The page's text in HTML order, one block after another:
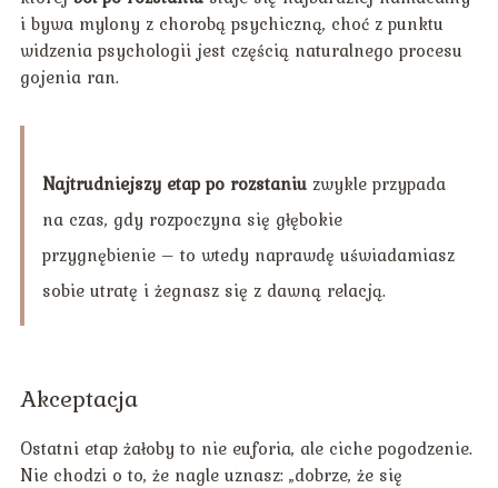
i bywa mylony z chorobą psychiczną, choć z punktu
widzenia psychologii jest częścią naturalnego procesu
gojenia ran.
Najtrudniejszy etap po rozstaniuzwykle przypada
na czas, gdy rozpoczyna się głębokie
przygnębienie – to wtedy naprawdę uświadamiasz
sobie utratę i żegnasz się z dawną relacją.
Akceptacja
Ostatni etap żałoby to nie euforia, ale ciche pogodzenie.
Nie chodzi o to, że nagle uznasz: „dobrze, że się